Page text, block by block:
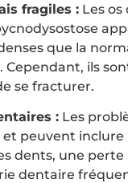
fragiles :Les os
que la
Cependant, ils
se fracturer.
:Les
et peuvent
dents, une perte
dentaire